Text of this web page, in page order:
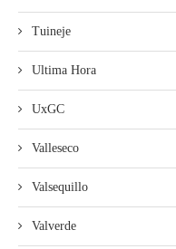
Tuineje
Ultima Hora
UxGC
Valleseco
Valsequillo
Valverde